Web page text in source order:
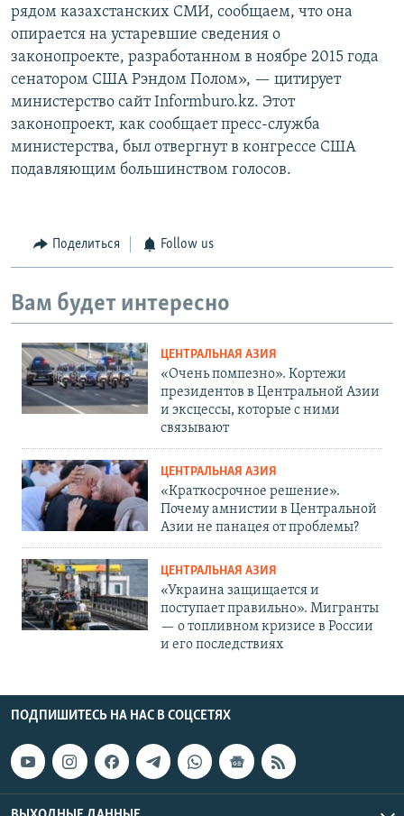
рядом казахстанских СМИ, сообщаем, что она
опирается на устаревшие сведения о
законопроекте, разработанном в ноябре 2015 года
сенатором США Рэндом Полом», — цитирует
министерство сайт Informburo.kz. Этот
законопроект, как сообщает пресс-служба
министерства, был отвергнут в конгрессе США
подавляющим большинством голосов.
Поделиться Follow us
Вам будет интересно
ЦЕНТРАЛЬНАЯ АЗИЯ
«Очень помпезно». Кортежи
президентов в Центральной Азии
и эксцессы, которые с ними
связывают
ЦЕНТРАЛЬНАЯ АЗИЯ
«Краткосрочное решение».
Почему амнистии в Центральной
Азии не панацея от проблемы?
ЦЕНТРАЛЬНАЯ АЗИЯ
«Украина защищается и
поступает правильно». Мигранты
— о топливном кризисе в России
и его последствиях
ПОДПИШИТЕСЬ НА НАС В СОЦСЕТЯХ